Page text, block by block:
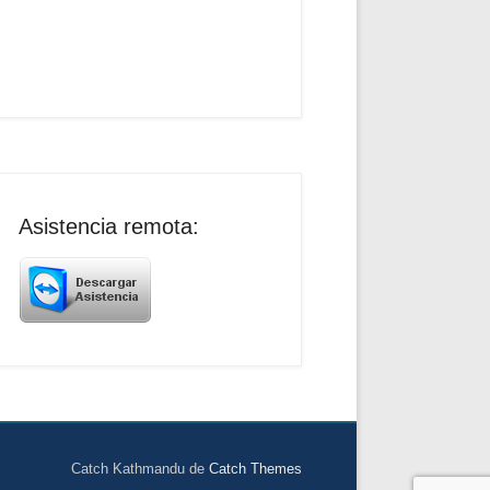
Asistencia remota:
Catch Kathmandu de Catch Themes